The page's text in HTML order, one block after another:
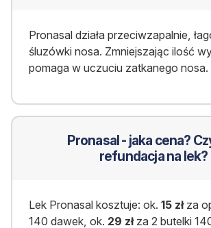
Pronasal działa przeciwzapalnie,
śluzówki nosa. Zmniejszając ilość
pomaga w uczuciu zatkanego nosa.
Pronasal - jaka cena?
refundacja na lek?
Lek Pronasal kosztuje: ok. 15 złza
140 dawek, ok. 29 złza 2 butelki